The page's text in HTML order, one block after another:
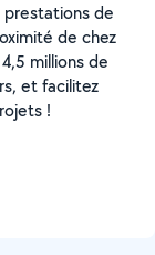
prestations de
de chez
millions de
et facilitez
!